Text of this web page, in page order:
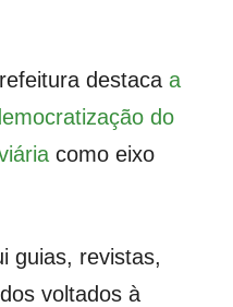
destaca a
do
como eixo
guias, revistas,
voltados à